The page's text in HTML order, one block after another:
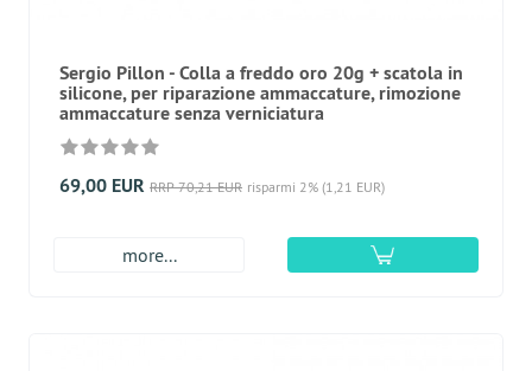
Sergio Pillon - Colla a freddo oro 20g + scatola in
silicone, per riparazione ammaccature, rimozione
ammaccature senza verniciatura
69,00 EUR RRP 70,21 EUR risparmi 2% (1,21 EUR)
more...